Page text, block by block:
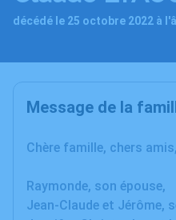
décédé le 25 octobre 2022 à
Message de la
Chère famille, chers amis,
Raymonde, son épouse,
Jean-Claude et Jérôme,